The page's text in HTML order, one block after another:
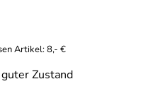
Artikel: 8,- €
Zustand